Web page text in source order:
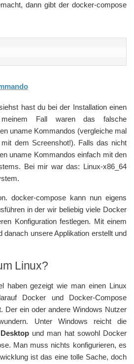
dann gibt der docker-compose
hast du bei der Installation einen
Fall waren das falsche
uname Kommandos (vergleiche mal
dem Screenshot!). Falls das nicht
uname Kommandos einfach mit den
Bei mir war das: Linux-x86_64
docker-compose kann nun eigens
in der wir beliebig viele Docker
Konfiguration festlegen. Mit einem
danach unsere Applikation erstellt und
Linux?
haben gezeigt wie man einen Linux
Docker und Docker-Compose
Der ein oder andere Windows Nutzer
Unter Windows reicht die
und man hat sowohl Docker
Man muss nichts konfigurieren, es
ist das eine tolle Sache, doch